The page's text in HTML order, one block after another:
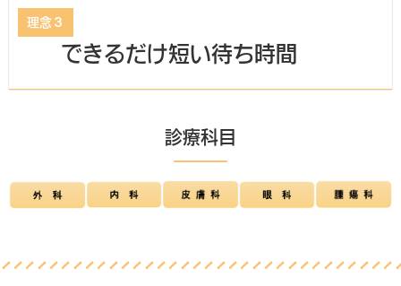
理念３
できるだけ短い待ち時間
診療科目